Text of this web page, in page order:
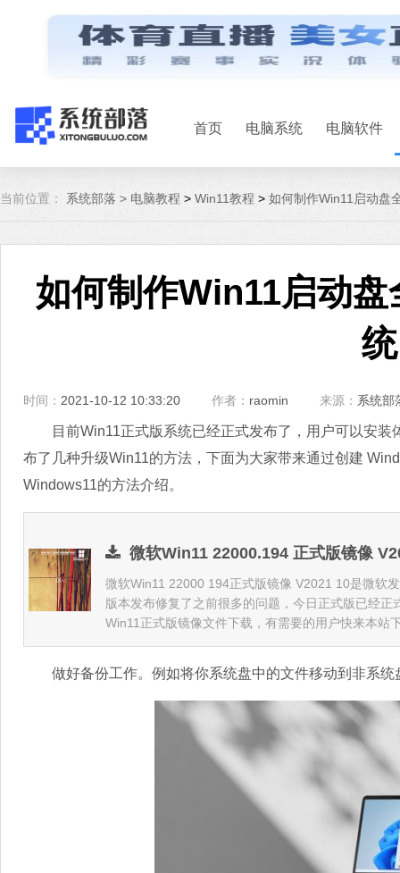
首页 电脑系统 电脑软件
当前位置： 系统部落 > 电脑教程 > Win11教程 > 如何制作Win11启动盘
如何制作Win11启动
时间： 2021-10-12 10:33:20 作者： raomin 来源： 系统部
目前Win11正式版系统已经正式发布了，用户可以安装
布了几种升级Win11的方法，下面为大家带来通过创建
Windows11的方法介绍。
微软Win11 22000.194 正式版镜像
微软Win11 22000 194正式版镜像 V2021 10是微软
版本发布修复了之前很多的问题，今日正式版已经正
Win11正式版镜像文件下载，有需要的用户快来本站
做好备份工作。例如将你系统盘中的文件移动到非系统